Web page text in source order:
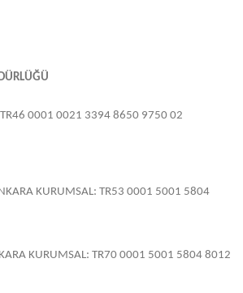
TR46 0001 0021 3394 8650 9750 02
KURUMSAL: TR53 0001 5001 5804
KURUMSAL: TR70 0001 5001 5804 8012